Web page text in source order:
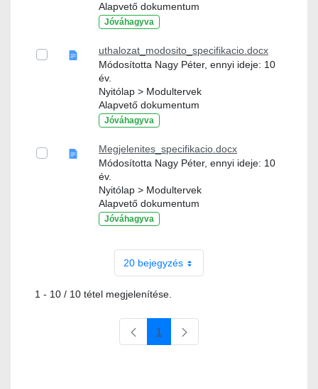
Alapvető dokumentum
Jóváhagyva
uthalozat_modosito_specifikacio.docx
Módosította Nagy Péter, ennyi ideje: 10
év.
Nyitólap > Modultervek
Alapvető dokumentum
Jóváhagyva
Megjelenites_specifikacio.docx
Módosította Nagy Péter, ennyi ideje: 10
év.
Nyitólap > Modultervek
Alapvető dokumentum
Jóváhagyva
20 bejegyzés
1 - 10 / 10 tétel megjelenítése.
Oldal
1